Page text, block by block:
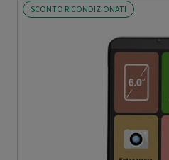
SCONTO RICONDIZIONATI